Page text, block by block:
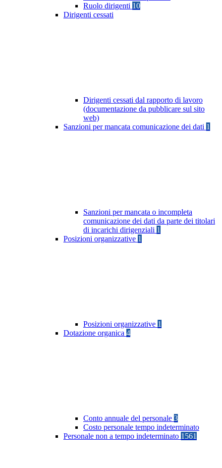
Ruolo dirigenti 10
Dirigenti cessati
Dirigenti cessati dal rapporto di lavoro
(documentazione da pubblicare sul sito
web)
Sanzioni per mancata comunicazione dei dati 1
Sanzioni per mancata o incompleta
comunicazione dei dati da parte dei titolari
di incarichi dirigenziali 1
Posizioni organizzative 1
Posizioni organizzative 1
Dotazione organica 4
Conto annuale del personale 3
Costo personale tempo indeterminato
Personale non a tempo indeterminato 1561